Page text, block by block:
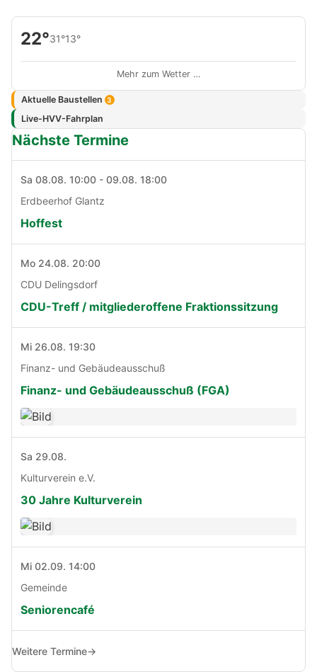
22°31°13°
Mehr zum Wetter …
Aktuelle Baustellen 3
Live-HVV-Fahrplan
Nächste Termine
Sa 08.08. 10:00 - 09.08. 18:00
Erdbeerhof Glantz
Hoffest
Mo 24.08. 20:00
CDU Delingsdorf
CDU-Treff / mitgliederoffene Fraktionssitzung
Mi 26.08. 19:30
Finanz- und Gebäudeausschuß
Finanz- und Gebäudeausschuß (FGA)
Sa 29.08.
Kulturverein e.V.
30 Jahre Kulturverein
Mi 02.09. 14:00
Gemeinde
Seniorencafé
Weitere Termine→